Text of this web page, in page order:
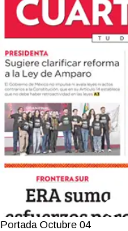
Portada Octubre 04